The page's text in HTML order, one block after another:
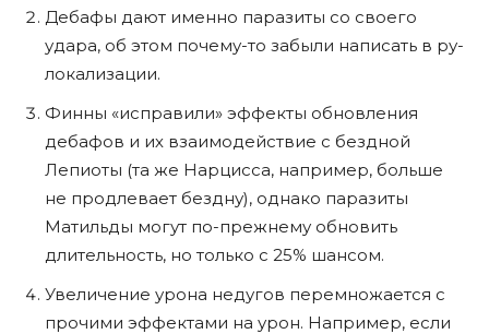
Дебафы дают именно паразиты со своего
удара, об этом почему-то забыли написать в ру-
локализации.
Финны «исправили» эффекты обновления
дебафов и их взаимодействие с бездной
Лепиоты (та же Нарцисса, например, больше
не продлевает бездну), однако паразиты
Матильды могут по-прежнему обновить
длительность, но только с 25% шансом.
Увеличение урона недугов перемножается с
прочими эффектами на урон. Например, если